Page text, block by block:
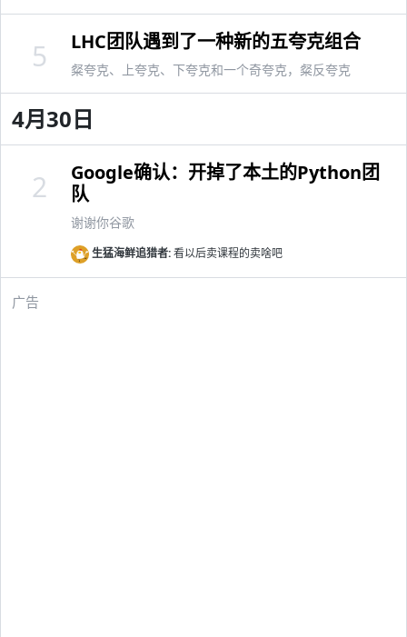
LHC团队遇到了一种新的五夸克组合
粲夸克、上夸克、下夸克和一个奇夸克，粲反夸克
5
4月30日
Google确认：开掉了本土的Python团
队
谢谢你谷歌
生猛海鲜追猎者:看以后卖课程的卖啥吧
2
广告